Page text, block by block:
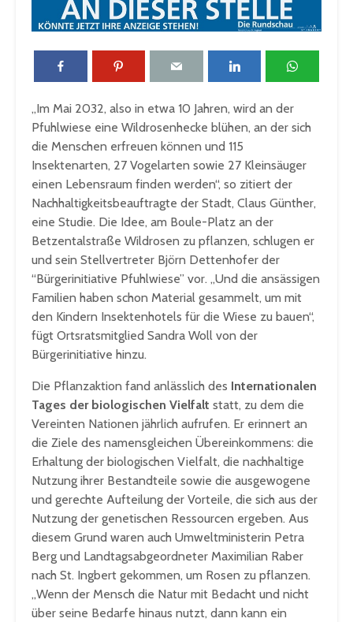
„Im Mai 2032, also in etwa 10 Jahren, wird an der
Pfuhlwiese eine Wildrosenhecke blühen, an der sich
die Menschen erfreuen können und 115
Insektenarten, 27 Vogelarten sowie 27 Kleinsäuger
einen Lebensraum finden werden“, so zitiert der
Nachhaltigkeitsbeauftragte der Stadt, Claus Günther,
eine Studie. Die Idee, am Boule-Platz an der
Betzentalstraße Wildrosen zu pflanzen, schlugen er
und sein Stellvertreter Björn Dettenhofer der
“Bürgerinitiative Pfuhlwiese” vor. „Und die ansässigen
Familien haben schon Material gesammelt, um mit
den Kindern Insektenhotels für die Wiese zu bauen“,
fügt Ortsratsmitglied Sandra Woll von der
Bürgerinitiative hinzu.
Die Pflanzaktion fand anlässlich des Internationalen
Tages der biologischen Vielfalt statt, zu dem die
Vereinten Nationen jährlich aufrufen. Er erinnert an
die Ziele des namensgleichen Übereinkommens: die
Erhaltung der biologischen Vielfalt, die nachhaltige
Nutzung ihrer Bestandteile sowie die ausgewogene
und gerechte Aufteilung der Vorteile, die sich aus der
Nutzung der genetischen Ressourcen ergeben. Aus
diesem Grund waren auch Umweltministerin Petra
Berg und Landtagsabgeordneter Maximilian Raber
nach St. Ingbert gekommen, um Rosen zu pflanzen.
„Wenn der Mensch die Natur mit Bedacht und nicht
über seine Bedarfe hinaus nutzt, dann kann ein